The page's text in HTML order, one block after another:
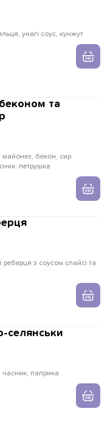
унагі соус, кунжут
та
петрушка
селянськи
часник, паприка